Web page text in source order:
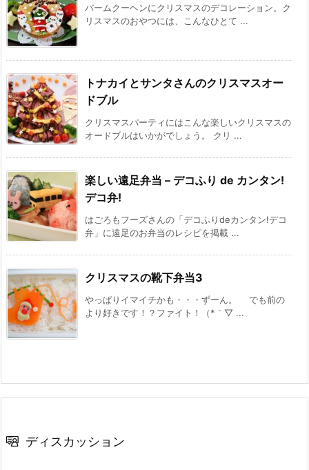
バームクーヘンにクリスマスのデコレーション。ク
リスマスのおやつには、こんなひとて ...
トナカイとサンタさんのクリスマスオー
ドブル
クリスマスパーティにはこんな楽しいクリスマスの
オードブルはいかがでしょう。 クリ ...
楽しい遠足弁当 – デコふり de カンタン!
デコ弁!
はごろもフーズさんの「デコふりdeカンタン!デコ
弁」に遠足のお弁当のレシピを掲載 ...
クリスマスの靴下弁当3
やっぱりイマイチかも・・・ずーん。 でも前の
より好きです！？ファイト！（*｀▽ ...
ディスカッション